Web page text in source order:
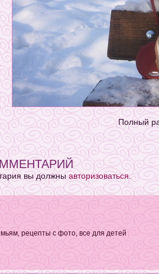
Полный
вы должныавторизоваться.
рецепты с фото, все для детей